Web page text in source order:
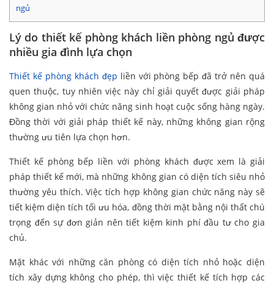
ngủ
Lý do thiết kế phòng khách liền phòng ngủ được
nhiều gia đình lựa chọn
Thiết kế phòng khách đẹp liền với phòng bếp đã trở nên quá
quen thuộc, tuy nhiên việc này chỉ giải quyết được giải pháp
không gian nhỏ với chức năng sinh hoạt cuộc sống hàng ngày.
Đồng thời với giải pháp thiết kế này, những không gian rộng
thường ưu tiên lựa chọn hơn.
Thiết kế phòng bếp liền với phòng khách được xem là giải
pháp thiết kế mới, mà những không gian có diện tích siêu nhỏ
thường yêu thích. Việc tích hợp không gian chức năng này sẽ
tiết kiệm diện tích tối ưu hóa, đồng thời mặt bằng nội thất chú
trọng đến sự đơn giản nên tiết kiệm kinh phí đầu tư cho gia
chủ.
Mặt khác với những căn phòng có diện tích nhỏ hoặc diện
tích xây dựng không cho phép, thì việc thiết kế tích hợp các